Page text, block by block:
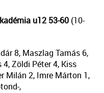
u12 53-60 (10-
8, Maszlag Tamás 6,
Zöldi Péter 4, Kiss
Milán 2, Imre Márton 1,
,